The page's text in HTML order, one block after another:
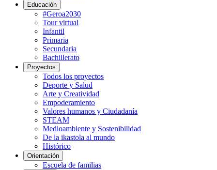
Educación
#Geroa2030
Tour virtual
Infantil
Primaria
Secundaria
Bachillerato
Proyectos
Todos los proyectos
Deporte y Salud
Arte y Creatividad
Empoderamiento
Valores humanos y Ciudadanía
STEAM
Medioambiente y Sostenibilidad
De la ikastola al mundo
Histórico
Orientación
Escuela de familias